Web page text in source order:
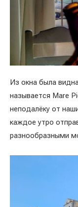
Из окна была
называется Mare
неподалёку от
каждое утро
разнообразными